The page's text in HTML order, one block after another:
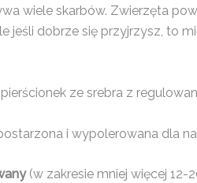
wiele skarbów. Zwierzęta
jeśli dobrze się przyjrzysz, to
ze srebra z
i wypolerowana dla
(w zakresie mniej więcej 12-